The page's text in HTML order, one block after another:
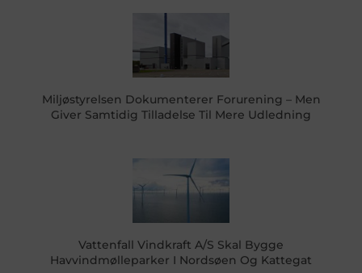
Miljøstyrelsen Dokumenterer Forurening – Men
Giver Samtidig Tilladelse Til Mere Udledning
Vattenfall Vindkraft A/S Skal Bygge
Havvindmølleparker I Nordsøen Og Kattegat